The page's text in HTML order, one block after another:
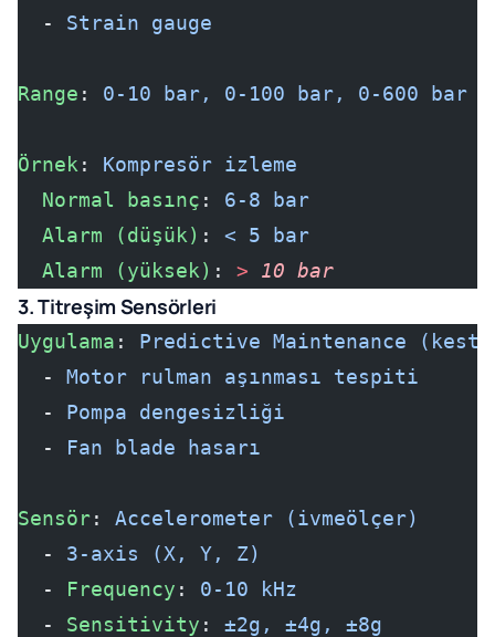
  -
Strain gauge
Range : 0-10 bar, 0-100 bar, 0-600 bar
Örnek : Kompresör izleme
  Normal basınç
: 6-8 bar
  Alarm (düşük)
: < 5 bar
  Alarm (yüksek)
: > 10 bar
3. Titreşim Sensörleri
Uygulama : Predictive Maintenance
  -
Motor rulman aşınması tespiti
  -
Pompa dengesizliği
  -
Fan blade hasarı
Sensör: Accelerometer (ivmeölçer)
  -
3-axis (X, Y, Z)
  -
Frequency : 0-10 kHz
  -
Sensitivity : ±2g, ±4g, ±8g